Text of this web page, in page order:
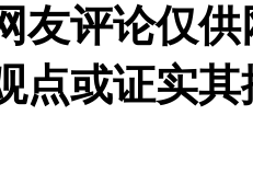
友评论仅
点或证实其